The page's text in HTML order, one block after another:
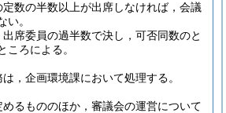
数の半数以上が出席しなければ，会議
い。
席委員の過半数で決し，可否同数のと
ころによる。
，企画環境課において処理する。
めるもののほか，審議会の運営について